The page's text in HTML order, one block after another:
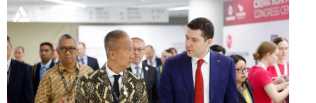
Эксперты
Авторские материалы
Видео
Телефон редакции:+7 495 727-01-67